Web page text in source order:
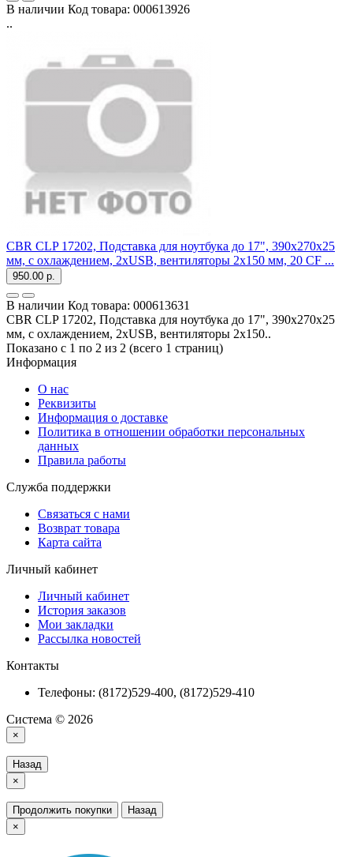
В наличии Код товара: 000613926
..
CBR CLP 17202, Подставка для ноутбука до 17", 390x270x25
мм, с охлаждением, 2xUSB, вентиляторы 2х150 мм, 20 CF ...
950.00 р.
В наличии Код товара: 000613631
CBR CLP 17202, Подставка для ноутбука до 17", 390x270x25
мм, с охлаждением, 2xUSB, вентиляторы 2х150..
Показано с 1 по 2 из 2 (всего 1 страниц)
Информация
О нас
Реквизиты
Информация о доставке
Политика в отношении обработки персональных
данных
Правила работы
Служба поддержки
Связаться с нами
Возврат товара
Карта сайта
Личный кабинет
Личный кабинет
История заказов
Мои закладки
Рассылка новостей
Контакты
Телефоны: (8172)529-400, (8172)529-410
Система © 2026
×
Назад
×
Продолжить покупки
Назад
×